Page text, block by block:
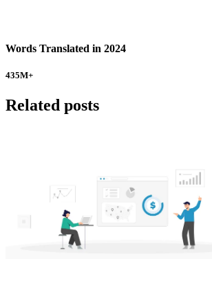
Words Translated in 2024
435M+
Related posts